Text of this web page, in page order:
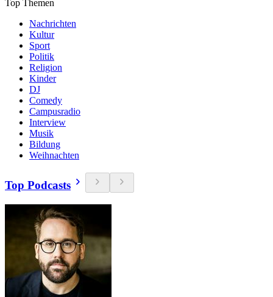
Top Themen
Nachrichten
Kultur
Sport
Politik
Religion
Kinder
DJ
Comedy
Campusradio
Interview
Musik
Bildung
Weihnachten
Top Podcasts